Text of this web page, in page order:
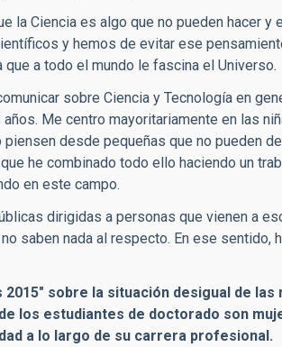
la Ciencia es algo que no pueden hacer y
y hemos de evitar ese
a todo el mundo le fascina el Universo.
sobre Ciencia y Tecnología en
Me centro mayoritariamente en las
desde pequeñas que no pueden
he combinado todo ello haciendo un
en este campo.
dirigidas a personas que vienen a
saben nada al respecto. En ese sentido,
sobre la situación desigual de las
los estudiantes de doctorado son
a lo largo de su carrera profesional.